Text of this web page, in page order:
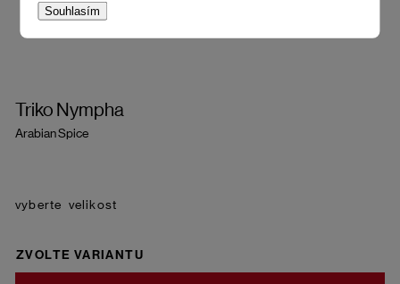
Souhlasím
Triko Nympha
Arabian Spice
velikost
ZVOLTE VARIANTU